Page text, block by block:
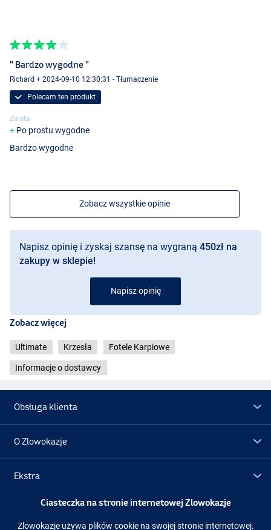
" Bardzo wygodne "
Richard + 2024-09-10 12:30:31 - Tłumaczenie
Polecam ten produkt
Zaleta
Po prostu wygodne
Bardzo wygodne
Zobacz wszystkie opinie
Napisz opinię i zyskaj szansę na wygraną 450zł na
zakupy w sklepie!
Napisz opinię
Zobacz więcej
Ultimate Krzesła Fotele Karpiowe
Informacje o dostawcy
Obsługa klienta
O Zlowokazje
Ekstra
Ciasteczka na stronie internetowej Zlowokazje
Zlowokazje używa plików cookie na swojej stronie internetowej.